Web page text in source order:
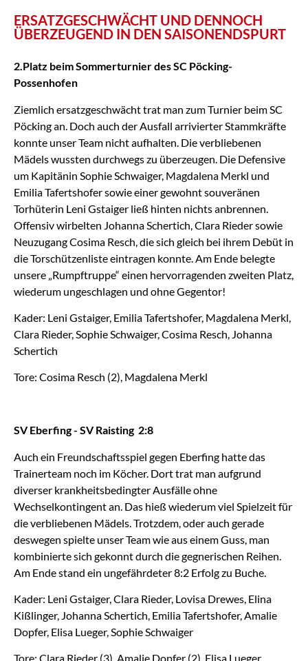
ERSATZGESCHWÄCHT UND DENNOCH
ÜBERZEUGEND IN DEN SAISONENDSPURT
2.Platz beim Sommerturnier des SC Pöcking-
Possenhofen
Ziemlich ersatzgeschwächt trat man zum Turnier beim SC
Pöcking an. Doch auch der Ausfall arrivierter Stammkräfte
konnte unser Team nicht aufhalten. Die verbliebenen
Mädels wussten durchwegs zu überzeugen. Die Defensive
um Kapitänin Sophie Schwaiger, Magdalena Merkl und
Emilia Tafertshofer sowie einer gewohnt souveränen
Torhüterin Leni Gstaiger ließ hinten nichts anbrennen.
Offensiv wirbelten Johanna Schertich, Clara Rieder sowie
Neuzugang Cosima Resch, die sich gleich bei ihrem Debüt in
die Torschützenliste eintragen konnte. Am Ende belegte
unsere „Rumpftruppe“ einen hervorragenden zweiten Platz,
wiederum ungeschlagen und ohne Gegentor!
Kader: Leni Gstaiger, Emilia Tafertshofer, Magdalena Merkl,
Clara Rieder, Sophie Schwaiger, Cosima Resch, Johanna
Schertich
Tore: Cosima Resch (2), Magdalena Merkl
SV Eberfing - SV Raisting 2:8
Auch ein Freundschaftsspiel gegen Eberfing hatte das
Trainerteam noch im Köcher. Dort trat man aufgrund
diverser krankheitsbedingter Ausfälle ohne
Wechselkontingent an. Das hieß wiederum viel Spielzeit für
die verbliebenen Mädels. Trotzdem, oder auch gerade
deswegen spielte unser Team wie aus einem Guss, man
kombinierte sich gekonnt durch die gegnerischen Reihen.
Am Ende stand ein ungefährdeter 8:2 Erfolg zu Buche.
Kader: Leni Gstaiger, Clara Rieder, Lovisa Drewes, Elina
Kißlinger, Johanna Schertich, Emilia Tafertshofer, Amalie
Dopfer, Elisa Lueger, Sophie Schwaiger
Tore: Clara Rieder (3), Amalie Dopfer (2), Elisa Lueger,